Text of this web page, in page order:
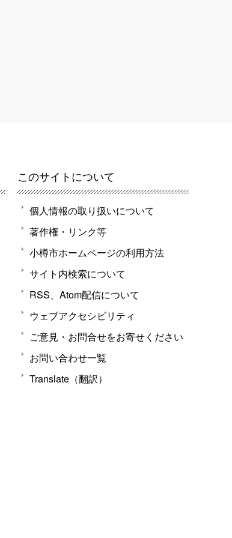
このサイトについて
個人情報の取り扱いについて
著作権・リンク等
小樽市ホームページの利用方法
サイト内検索について
RSS、Atom配信について
ウェブアクセシビリティ
ご意見・お問合せをお寄せください
お問い合わせ一覧
Translate（翻訳）